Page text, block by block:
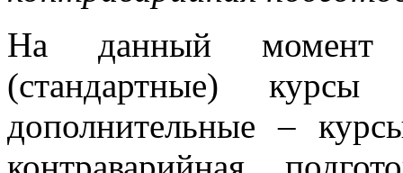
На данный момент
(стандартные)
дополнительные –